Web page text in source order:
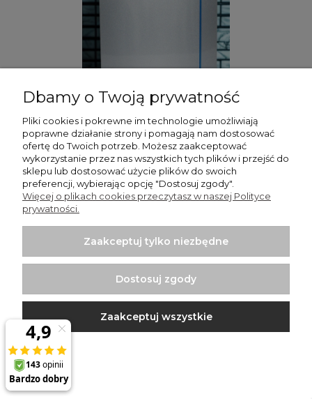
Standard
414,17 zł
Do koszyka
Wentylator łazienkowy Silent Silver Design 100CHZ
Dbamy o Twoją prywatność
Pliki cookies i pokrewne im technologie umożliwiają
poprawne działanie strony i pomagają nam dostosować
ofertę do Twoich potrzeb. Możesz zaakceptować
wykorzystanie przez nas wszystkich tych plików i przejść do
sklepu lub dostosować użycie plików do swoich
preferencji, wybierając opcję "Dostosuj zgody".
Więcej o plikach cookies przeczytasz w naszej Polityce
prywatności.
Zaakceptuj tylko niezbędne
Dostosuj zgody
Zaakceptuj wszystkie